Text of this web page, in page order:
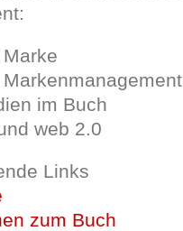
im Buch
web 2.0
Links
zum Buch